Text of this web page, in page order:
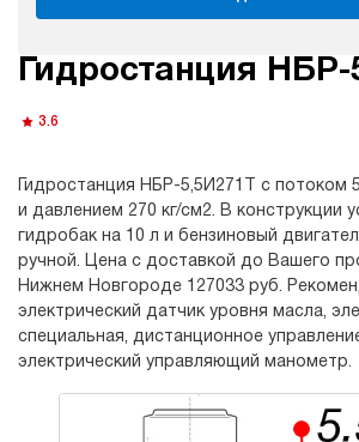
Гидростанция НБР-
3.6
Гидростанция НБР-5,5И271Т с потоком
и давлением 270 кг/см2. В конструкции
гидробак на 10 л и бензиновый
ручной. Цена с доставкой до Вашего
Нижнем Новгороде 127033 руб.
электрический датчик уровня масла,
специальная, дистанционное
электрический управляющий манометр.